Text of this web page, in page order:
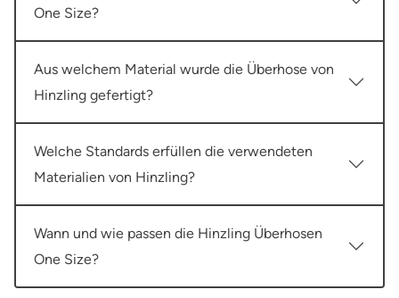
One Size?
Aus welchem Material wurde die Überhose von
Hinzling gefertigt?
Welche Standards erfüllen die verwendeten
Materialien von Hinzling?
Wann und wie passen die Hinzling Überhosen
One Size?